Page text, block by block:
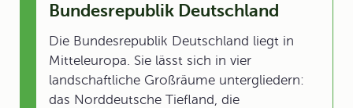
Bundesrepublik Deutschland
Die Bundesrepublik Deutschland liegt in
Mitteleuropa. Sie lässt sich in vier
landschaftliche Großräume untergliedern:
das Norddeutsche Tiefland, die